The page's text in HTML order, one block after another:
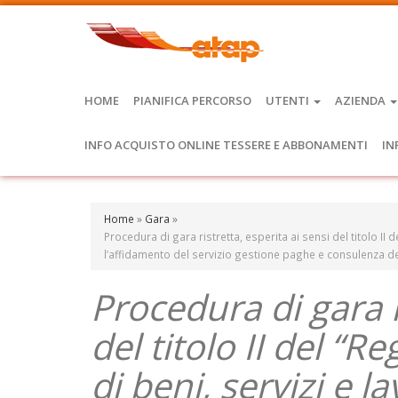
HOME PIANIFICA PERCORSO UTENTI AZIENDA
INFO ACQUISTO ONLINE TESSERE E ABBONAMENTI
Home » Gara »
Procedura di gara ristretta, esperita ai sensi del titolo II
l’affidamento del servizio gestione paghe e consulenza
Procedura di
del titolo II del
di beni, servizi e